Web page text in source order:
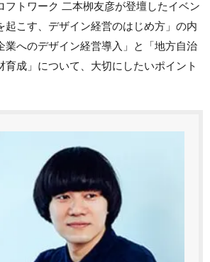
フトワーク 二本栁友彦が登壇したイベン
起こす、デザイン経営のはじめ方」の内
業へのデザイン経営導入」と「地方自治
育成」について、大切にしたいポイント